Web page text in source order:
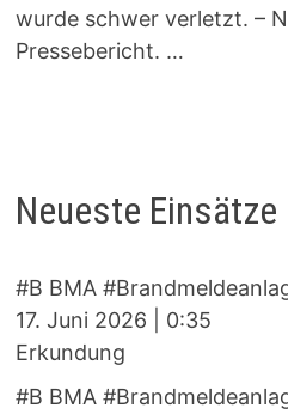
wurde schwer verletzt. –
Pressebericht. …
Neueste Einsätze
#B BMA
17. Juni 2026
0:35
Erkundung
#B BMA